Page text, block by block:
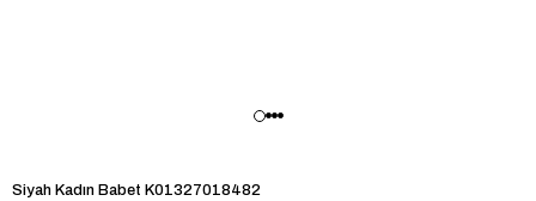
Siyah Kadın Babet K01327018482